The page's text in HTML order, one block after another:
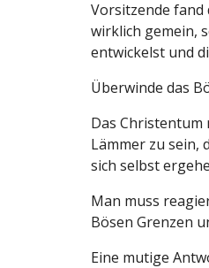
Vorsitzende fand
wirklich gemein,
entwickelst und
Überwinde das
Das
Lämmer zu sein,
sich selbst
Man muss
Bösen Grenzen
Eine mutige